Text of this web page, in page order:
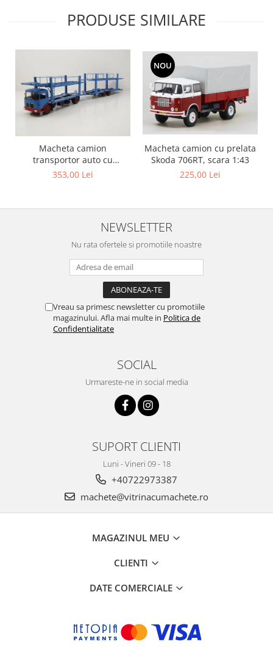
PRODUSE SIMILARE
Macheta camion
transportor auto cu
remorca MAN F8, scara 1:43
353,00 Lei
NOU
Macheta camion cu prelata
Skoda 706RT, scara 1:43
225,00 Lei
NEWSLETTER
Nu rata ofertele si promotiile noastre
Vreau sa primesc newsletter cu promotiile
magazinului. Afla mai multe in Politica de
Confidentialitate
SOCIAL
Urmareste-ne in social media
SUPORT CLIENTI
Luni - Vineri 09 - 18
+40722973387
machete@vitrinacumachete.ro
MAGAZINUL MEU
CLIENTI
DATE COMERCIALE